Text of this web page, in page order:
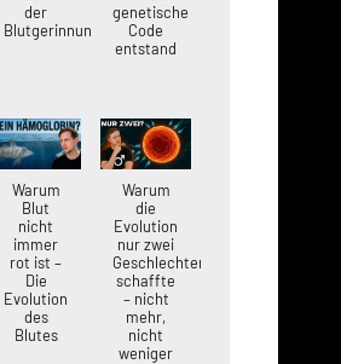
der
Blutgerinnung
genetische
Code
entstand
Warum
Blut
nicht
immer
rot ist –
Die
Evolution
des
Blutes
Warum
die
Evolution
nur zwei
Geschlechter
schaffte
– nicht
mehr,
nicht
weniger